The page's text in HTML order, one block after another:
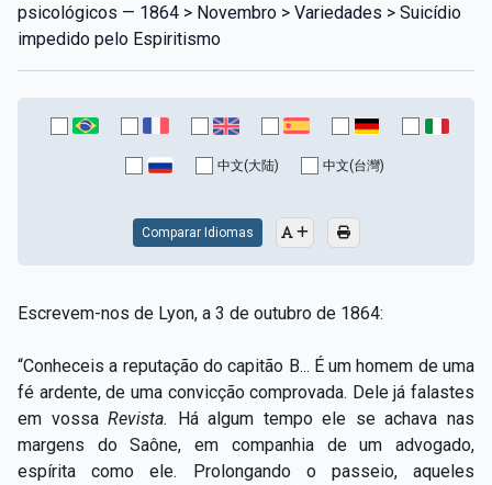
psicológicos — 1864 > Novembro > Variedades > Suicídio
impedido pelo Espiritismo
中文(大陆) 中文(台灣)
Comparar Idiomas
Escrevem-nos de Lyon, a 3 de outubro de 1864:
“Conheceis a reputação do capitão B... É um homem de uma
fé ardente, de uma convicção comprovada. Dele já falastes
em vossaRevista. Há algum tempo ele se achava nas
margens do Saône, em companhia de um advogado,
espírita como ele. Prolongando o passeio, aqueles